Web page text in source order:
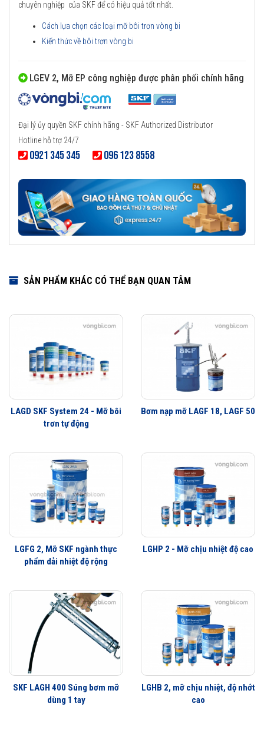
chuyên nghiệp của SKF để có hiệu quả tốt nhất.
Cách lựa chọn các loại mỡ bôi trơn vòng bi
Kiến thức về bôi trơn vòng bi
LGEV 2, Mỡ EP công nghiệp được phân phối chính hãng
Đại lý ủy quyền SKF chính hãng - SKF Authorized Distributor
Hotline hỗ trợ 24/7
0921 345 345 096 123 8558
SẢN PHẨM KHÁC CÓ THỂ BẠN QUAN TÂM
LAGD SKF System 24 - Mỡ bôi
trơn tự động
Bơm nạp mỡ LAGF 18, LAGF 50
LGFG 2, Mỡ SKF ngành thực
phẩm dải nhiệt độ rộng
LGHP 2 - Mỡ chịu nhiệt độ cao
SKF LAGH 400 Súng bơm mỡ
dùng 1 tay
LGHB 2, mỡ chịu nhiệt, độ nhớt
cao